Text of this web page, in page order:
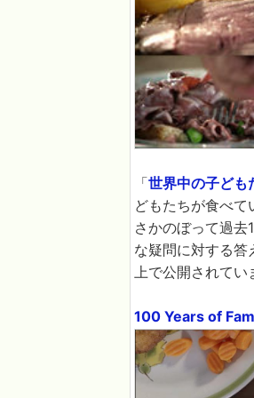
「世界中の子ども
どもたちが食べ
さかのぼって過
な疑問に対する答
上で公開されてい
100 Years of